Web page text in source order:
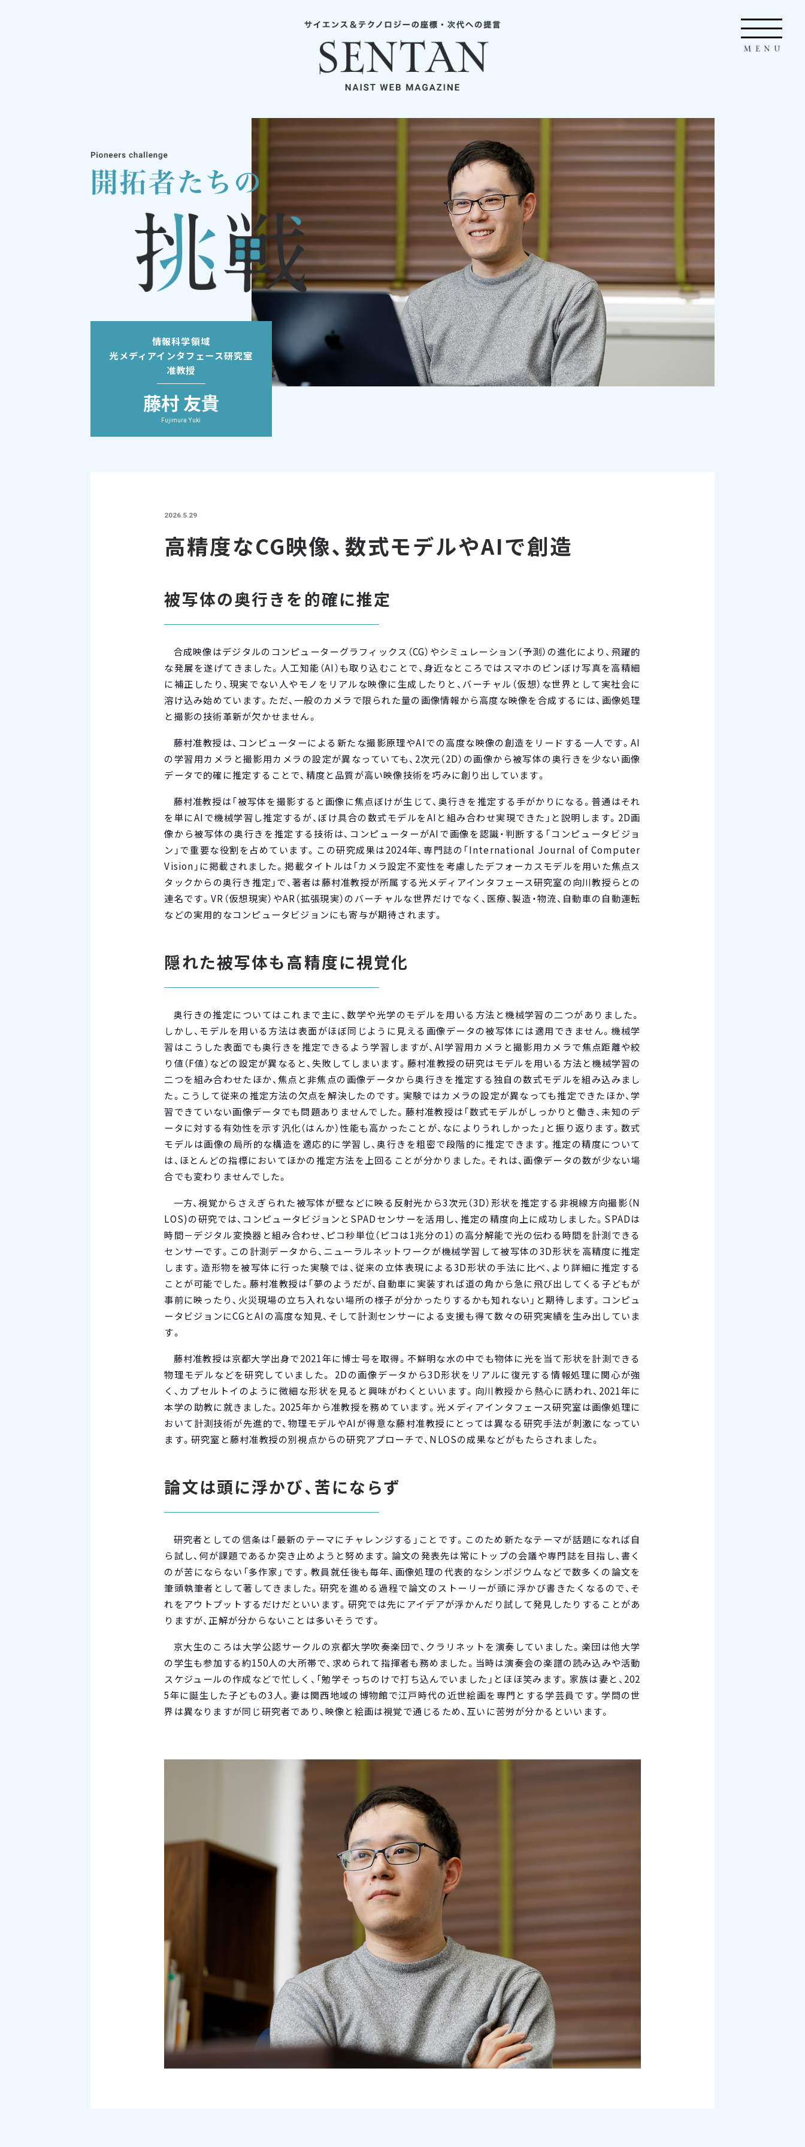
情報科学領域
光メディアインタフェース研究室
准教授
藤村 友貴
Fujimura Yuki
2026.5.29
高精度なCG映像、数式モデルやAIで創造
被写体の奥行きを的確に推定
合成映像はデジタルのコンピューターグラフィックス（CG）やシミュレーション（予測）の進化により、飛躍的
な発展を遂げてきました。人工知能（AI）も取り込むことで、身近なところではスマホのピンぼけ写真を高精細
に補正したり、現実でない人やモノをリアルな映像に生成したりと、バーチャル（仮想）な世界として実社会に
溶け込み始めています。ただ、一般のカメラで限られた量の画像情報から高度な映像を合成するには、画像処理
と撮影の技術革新が欠かせません。
藤村准教授は、コンピューターによる新たな撮影原理やAIでの高度な映像の創造をリードする一人です。AI
の学習用カメラと撮影用カメラの設定が異なっていても、2次元（2D）の画像から被写体の奥行きを少ない画像
データで的確に推定することで、精度と品質が高い映像技術を巧みに創り出しています。
藤村准教授は「被写体を撮影すると画像に焦点ぼけが生じて、奥行きを推定する手がかりになる。普通はそれ
を単にAIで機械学習し推定するが、ぼけ具合の数式モデルをAIと組み合わせ実現できた」と説明します。2D画
像から被写体の奥行きを推定する技術は、コンピューターがAIで画像を認識・判断する「コンピュータビジョ
ン」で重要な役割を占めています。この研究成果は2024年、専門誌の「International Journal of Computer
Vision」に掲載されました。掲載タイトルは「カメラ設定不変性を考慮したデフォーカスモデルを用いた焦点ス
タックからの奥行き推定」で、著者は藤村准教授が所属する光メディアインタフェース研究室の向川教授らとの
連名です。VR（仮想現実）やAR（拡張現実）のバーチャルな世界だけでなく、医療、製造・物流、自動車の自動運転
などの実用的なコンピュータビジョンにも寄与が期待されます。
隠れた被写体も高精度に視覚化
奥行きの推定についてはこれまで主に、数学や光学のモデルを用いる方法と機械学習の二つがありました。
しかし、モデルを用いる方法は表面がほぼ同じように見える画像データの被写体には適用できません。機械学
習はこうした表面でも奥行きを推定できるよう学習しますが、AI学習用カメラと撮影用カメラで焦点距離や絞
り値（F値）などの設定が異なると、失敗してしまいます。藤村准教授の研究はモデルを用いる方法と機械学習の
二つを組み合わせたほか、焦点と非焦点の画像データから奥行きを推定する独自の数式モデルを組み込みまし
た。こうして従来の推定方法の欠点を解決したのです。実験ではカメラの設定が異なっても推定できたほか、学
習できていない画像データでも問題ありませんでした。藤村准教授は「数式モデルがしっかりと働き、未知のデ
ータに対する有効性を示す汎化（はんか）性能も高かったことが、なによりうれしかった」と振り返ります。数式
モデルは画像の局所的な構造を適応的に学習し、奥行きを粗密で段階的に推定できます。推定の精度について
は、ほとんどの指標においてほかの推定方法を上回ることが分かりました。それは、画像データの数が少ない場
合でも変わりませんでした。
一方、視覚からさえぎられた被写体が壁などに映る反射光から3次元（3D）形状を推定する非視線方向撮影（N
LOS)の研究では、コンピュータビジョンとSPADセンサーを活用し、推定の精度向上に成功しました。SPADは
時間－デジタル変換器と組み合わせ、ピコ秒単位（ピコは1兆分の1）の高分解能で光の伝わる時間を計測できる
センサーです。この計測データから、ニューラルネットワークが機械学習して被写体の3D形状を高精度に推定
します。造形物を被写体に行った実験では、従来の立体表現による3D形状の手法に比べ、より詳細に推定する
ことが可能でした。藤村准教授は「夢のようだが、自動車に実装すれば道の角から急に飛び出してくる子どもが
事前に映ったり、火災現場の立ち入れない場所の様子が分かったりするかも知れない」と期待します。コンピュ
ータビジョンにCGとAIの高度な知見、そして計測センサーによる支援も得て数々の研究実績を生み出していま
す。
藤村准教授は京都大学出身で2021年に博士号を取得。不鮮明な水の中でも物体に光を当て形状を計測できる
物理モデルなどを研究していました。 2Dの画像データから3D形状をリアルに復元する情報処理に関心が強
く、カプセルトイのように微細な形状を見ると興味がわくといいます。向川教授から熱心に誘われ、2021年に
本学の助教に就きました。2025年から准教授を務めています。光メディアインタフェース研究室は画像処理に
おいて計測技術が先進的で、物理モデルやAIが得意な藤村准教授にとっては異なる研究手法が刺激になってい
ます。研究室と藤村准教授の別視点からの研究アプローチで、NLOSの成果などがもたらされました。
論文は頭に浮かび、苦にならず
研究者としての信条は「最新のテーマにチャレンジする」ことです。このため新たなテーマが話題になれば自
ら試し、何が課題であるか突き止めようと努めます。論文の発表先は常にトップの会議や専門誌を目指し、書く
のが苦にならない「多作家」です。教員就任後も毎年、画像処理の代表的なシンポジウムなどで数多くの論文を
筆頭執筆者として著してきました。研究を進める過程で論文のストーリーが頭に浮かび書きたくなるので、そ
れをアウトプットするだけだといいます。研究では先にアイデアが浮かんだり試して発見したりすることがあ
りますが、正解が分からないことは多いそうです。
京大生のころは大学公認サークルの京都大学吹奏楽団で、クラリネットを演奏していました。楽団は他大学
の学生も参加する約150人の大所帯で、求められて指揮者も務めました。当時は演奏会の楽譜の読み込みや活動
スケジュールの作成などで忙しく、「勉学そっちのけで打ち込んでいました」とほほ笑みます。家族は妻と、202
5年に誕生した子どもの3人。妻は関西地域の博物館で江戸時代の近世絵画を専門とする学芸員です。学問の世
界は異なりますが同じ研究者であり、映像と絵画は視覚で通じるため、互いに苦労が分かるといいます。